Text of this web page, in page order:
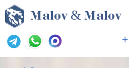
Malov & Malov